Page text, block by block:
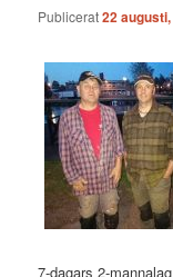
Publicerat22
7-dagars 2-